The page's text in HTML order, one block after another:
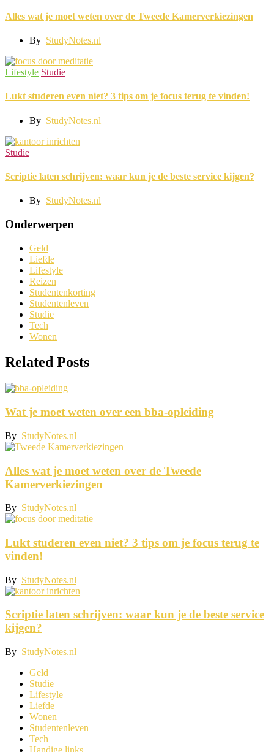
Alles wat je moet weten over de Tweede Kamerverkiezingen
By StudyNotes.nl
Lifestyle Studie
Lukt studeren even niet? 3 tips om je focus terug te vinden!
By StudyNotes.nl
Studie
Scriptie laten schrijven: waar kun je de beste service kijgen?
By StudyNotes.nl
Onderwerpen
Geld
Liefde
Lifestyle
Reizen
Studentenkorting
Studentenleven
Studie
Tech
Wonen
Related Posts
Wat je moet weten over een bba-opleiding
By StudyNotes.nl
Alles wat je moet weten over de Tweede
Kamerverkiezingen
By StudyNotes.nl
Lukt studeren even niet? 3 tips om je focus terug te
vinden!
By StudyNotes.nl
Scriptie laten schrijven: waar kun je de beste service
kijgen?
By StudyNotes.nl
Geld
Studie
Lifestyle
Liefde
Wonen
Studentenleven
Tech